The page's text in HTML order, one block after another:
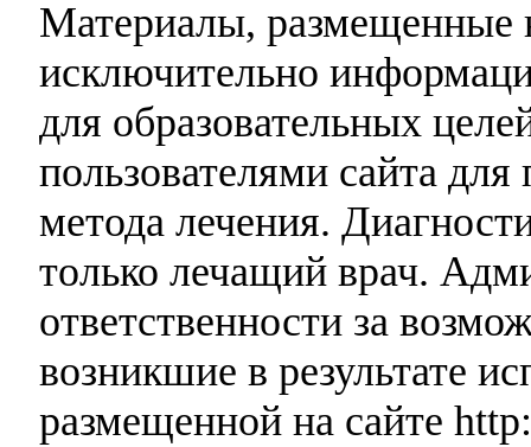
Материалы, размещенные
исключительно
для образовательных
пользователями сайта
метода лечения.
только лечащий врач.
ответственности за
возникшие в результате
размещенной на сайте